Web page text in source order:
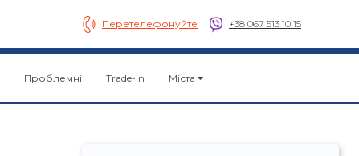
Перетелефонуйте +38 067 513 10 15
Проблемні Trade-In Міста